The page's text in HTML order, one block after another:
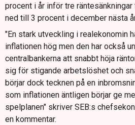
procent i år inför tre
ned till 3 procent i december nästa
"En stark utveckling i realekonomin
inflationen hög men den har också
centralbankerna att snabbt höja
sig för stigande arbetslöshet och
börjar dock tecknen på en
som inflationen äntligen börjar ge
spelplanen" skriver SEB:s
en kommentar.